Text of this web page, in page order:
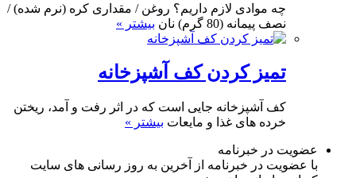
چه موادی لازم داریم؟ روغن / مقداری کره (نرم شده) /
نصف پیمانه (80 گرم) نان
بیشتر »
تمیز کردن کف آشپزخانه
کف آشپزخانه جایی است که در اثر رفت و آمد، ریختن
خرده های غذا و مایعات بیشتر »
عضویت در خبرنامه
با عضویت در خبرنامه از آخرین به روز رسانی های سایت